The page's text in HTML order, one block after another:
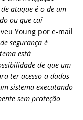
ataque é o de um
ou que cai
Young por e-mail
segurança é
está
de que um
ter acesso a dados
sistema executando
sem proteção